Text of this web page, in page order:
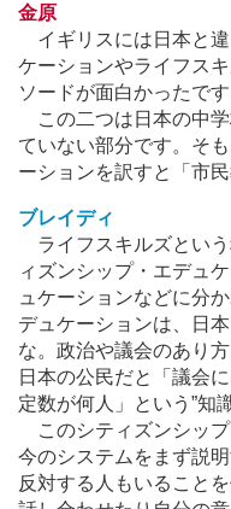
金原
イギリスには日本と違
ケーションやライフス
ソードが面白かったです
この二つは日本の中
ていない部分です。そ
ーションを訳すと「市民
ブレイディ
ライフスキルズとい
ィズンシップ・エデュ
ュケーションなどに分
デュケーションは、日
な。政治や議会のあり
日本の公民だと「議会
定数が何人」という”知
このシティズンシップ
今のシステムをまず説
反対する人もいること